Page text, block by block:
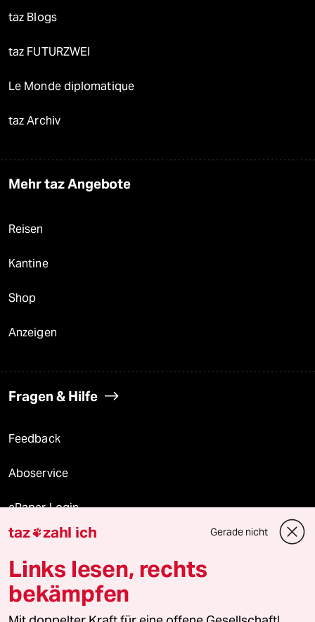
taz Blogs
taz FUTURZWEI
Le Monde diplomatique
taz Archiv
Mehr taz Angebote
Reisen
Kantine
Shop
Anzeigen
Fragen & Hilfe
Feedback
Aboservice
ePaper Login
Downloads für Abonnierende
© 2026 taz Verlags und Vertriebs GmbH
Alle Rechte vorbehalten. Bei rechtlichen Fragen oder für Genehmigungen
taz zahl ich Gerade nicht
Links lesen, rechts
bekämpfen